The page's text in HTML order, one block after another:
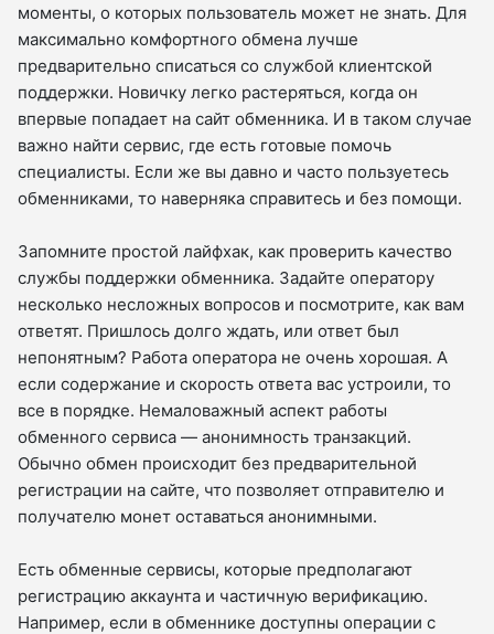
моменты, о которых пользователь может не знать. Для
максимально комфортного обмена лучше
предварительно списаться со службой клиентской
поддержки. Новичку легко растеряться, когда он
впервые попадает на сайт обменника. И в таком случае
важно найти сервис, где есть готовые помочь
специалисты. Если же вы давно и часто пользуетесь
обменниками, то наверняка справитесь и без помощи.
Запомните простой лайфхак, как проверить качество
службы поддержки обменника. Задайте оператору
несколько несложных вопросов и посмотрите, как вам
ответят. Пришлось долго ждать, или ответ был
непонятным? Работа оператора не очень хорошая. А
если содержание и скорость ответа вас устроили, то
все в порядке. Немаловажный аспект работы
обменного сервиса — анонимность транзакций.
Обычно обмен происходит без предварительной
регистрации на сайте, что позволяет отправителю и
получателю монет оставаться анонимными.
Есть обменные сервисы, которые предполагают
регистрацию аккаунта и частичную верификацию.
Например, если в обменнике доступны операции с